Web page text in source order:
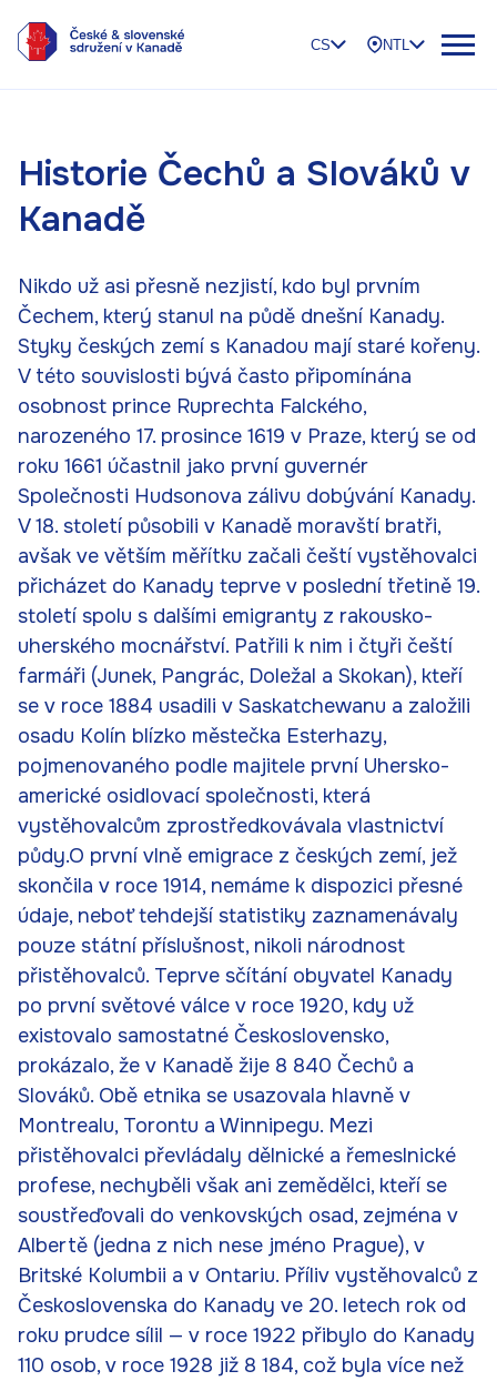
CS NTL
Historie Čechů a Slováků v
Kanadě
Nikdo už asi přesně nezjistí, kdo byl prvním
Čechem, který stanul na půdě dnešní Kanady.
Styky českých zemí s Kanadou mají staré kořeny.
V této souvislosti bývá často připomínána
osobnost prince Ruprechta Falckého,
narozeného 17. prosince 1619 v Praze, který se od
roku 1661 účastnil jako první guvernér
Společnosti Hudsonova zálivu dobývání Kanady.
V 18. století působili v Kanadě moravští bratři,
avšak ve větším měřítku začali čeští vystěhovalci
přicházet do Kanady teprve v poslední třetině 19.
století spolu s dalšími emigranty z rakousko-
uherského mocnářství. Patřili k nim i čtyři čeští
farmáři (Junek, Pangrác, Doležal a Skokan), kteří
se v roce 1884 usadili v Saskatchewanu a založili
osadu Kolín blízko městečka Esterhazy,
pojmenovaného podle majitele první Uhersko-
americké osidlovací společnosti, která
vystěhovalcům zprostředkovávala vlastnictví
půdy.O první vlně emigrace z českých zemí, jež
skončila v roce 1914, nemáme k dispozici přesné
údaje, neboť tehdejší statistiky zaznamenávaly
pouze státní příslušnost, nikoli národnost
přistěhovalců. Teprve sčítání obyvatel Kanady
po první světové válce v roce 1920, kdy už
existovalo samostatné Československo,
prokázalo, že v Kanadě žije 8 840 Čechů a
Slováků. Obě etnika se usazovala hlavně v
Montrealu, Torontu a Winnipegu. Mezi
přistěhovalci převládaly dělnické a řemeslnické
profese, nechyběli však ani zemědělci, kteří se
soustřeďovali do venkovských osad, zejména v
Albertě (jedna z nich nese jméno Prague), v
Britské Kolumbii a v Ontariu. Příliv vystěhovalců z
Československa do Kanady ve 20. letech rok od
roku prudce sílil — v roce 1922 přibylo do Kanady
110 osob, v roce 1928 již 8 184, což byla více než